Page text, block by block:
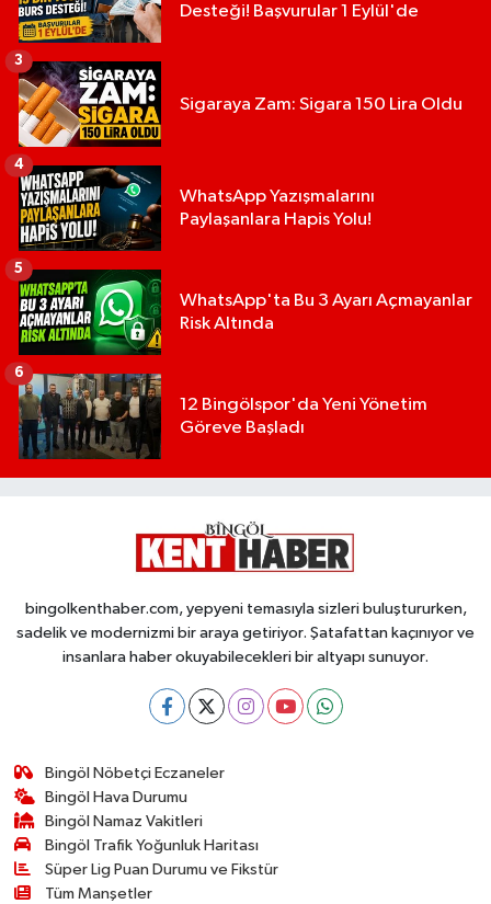
Desteği! Başvurular 1 Eylül'de
Sigaraya Zam: Sigara 150 Lira Oldu
3
WhatsApp Yazışmalarını
Paylaşanlara Hapis Yolu!
4
WhatsApp'ta Bu 3 Ayarı Açmayanlar
Risk Altında
5
12 Bingölspor'da Yeni Yönetim
Göreve Başladı
6
bingolkenthaber.com, yepyeni temasıyla sizleri buluştururken,
sadelik ve modernizmi bir araya getiriyor. Şatafattan kaçınıyor ve
insanlara haber okuyabilecekleri bir altyapı sunuyor.
Bingöl Nöbetçi Eczaneler
Bingöl Hava Durumu
Bingöl Namaz Vakitleri
Bingöl Trafik Yoğunluk Haritası
Süper Lig Puan Durumu ve Fikstür
Tüm Manşetler